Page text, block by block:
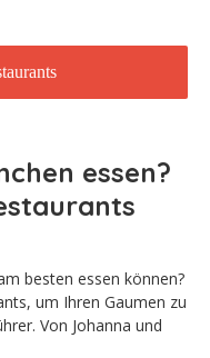
essen?
besten essen können?
um Ihren Gaumen zu
Von Johanna und